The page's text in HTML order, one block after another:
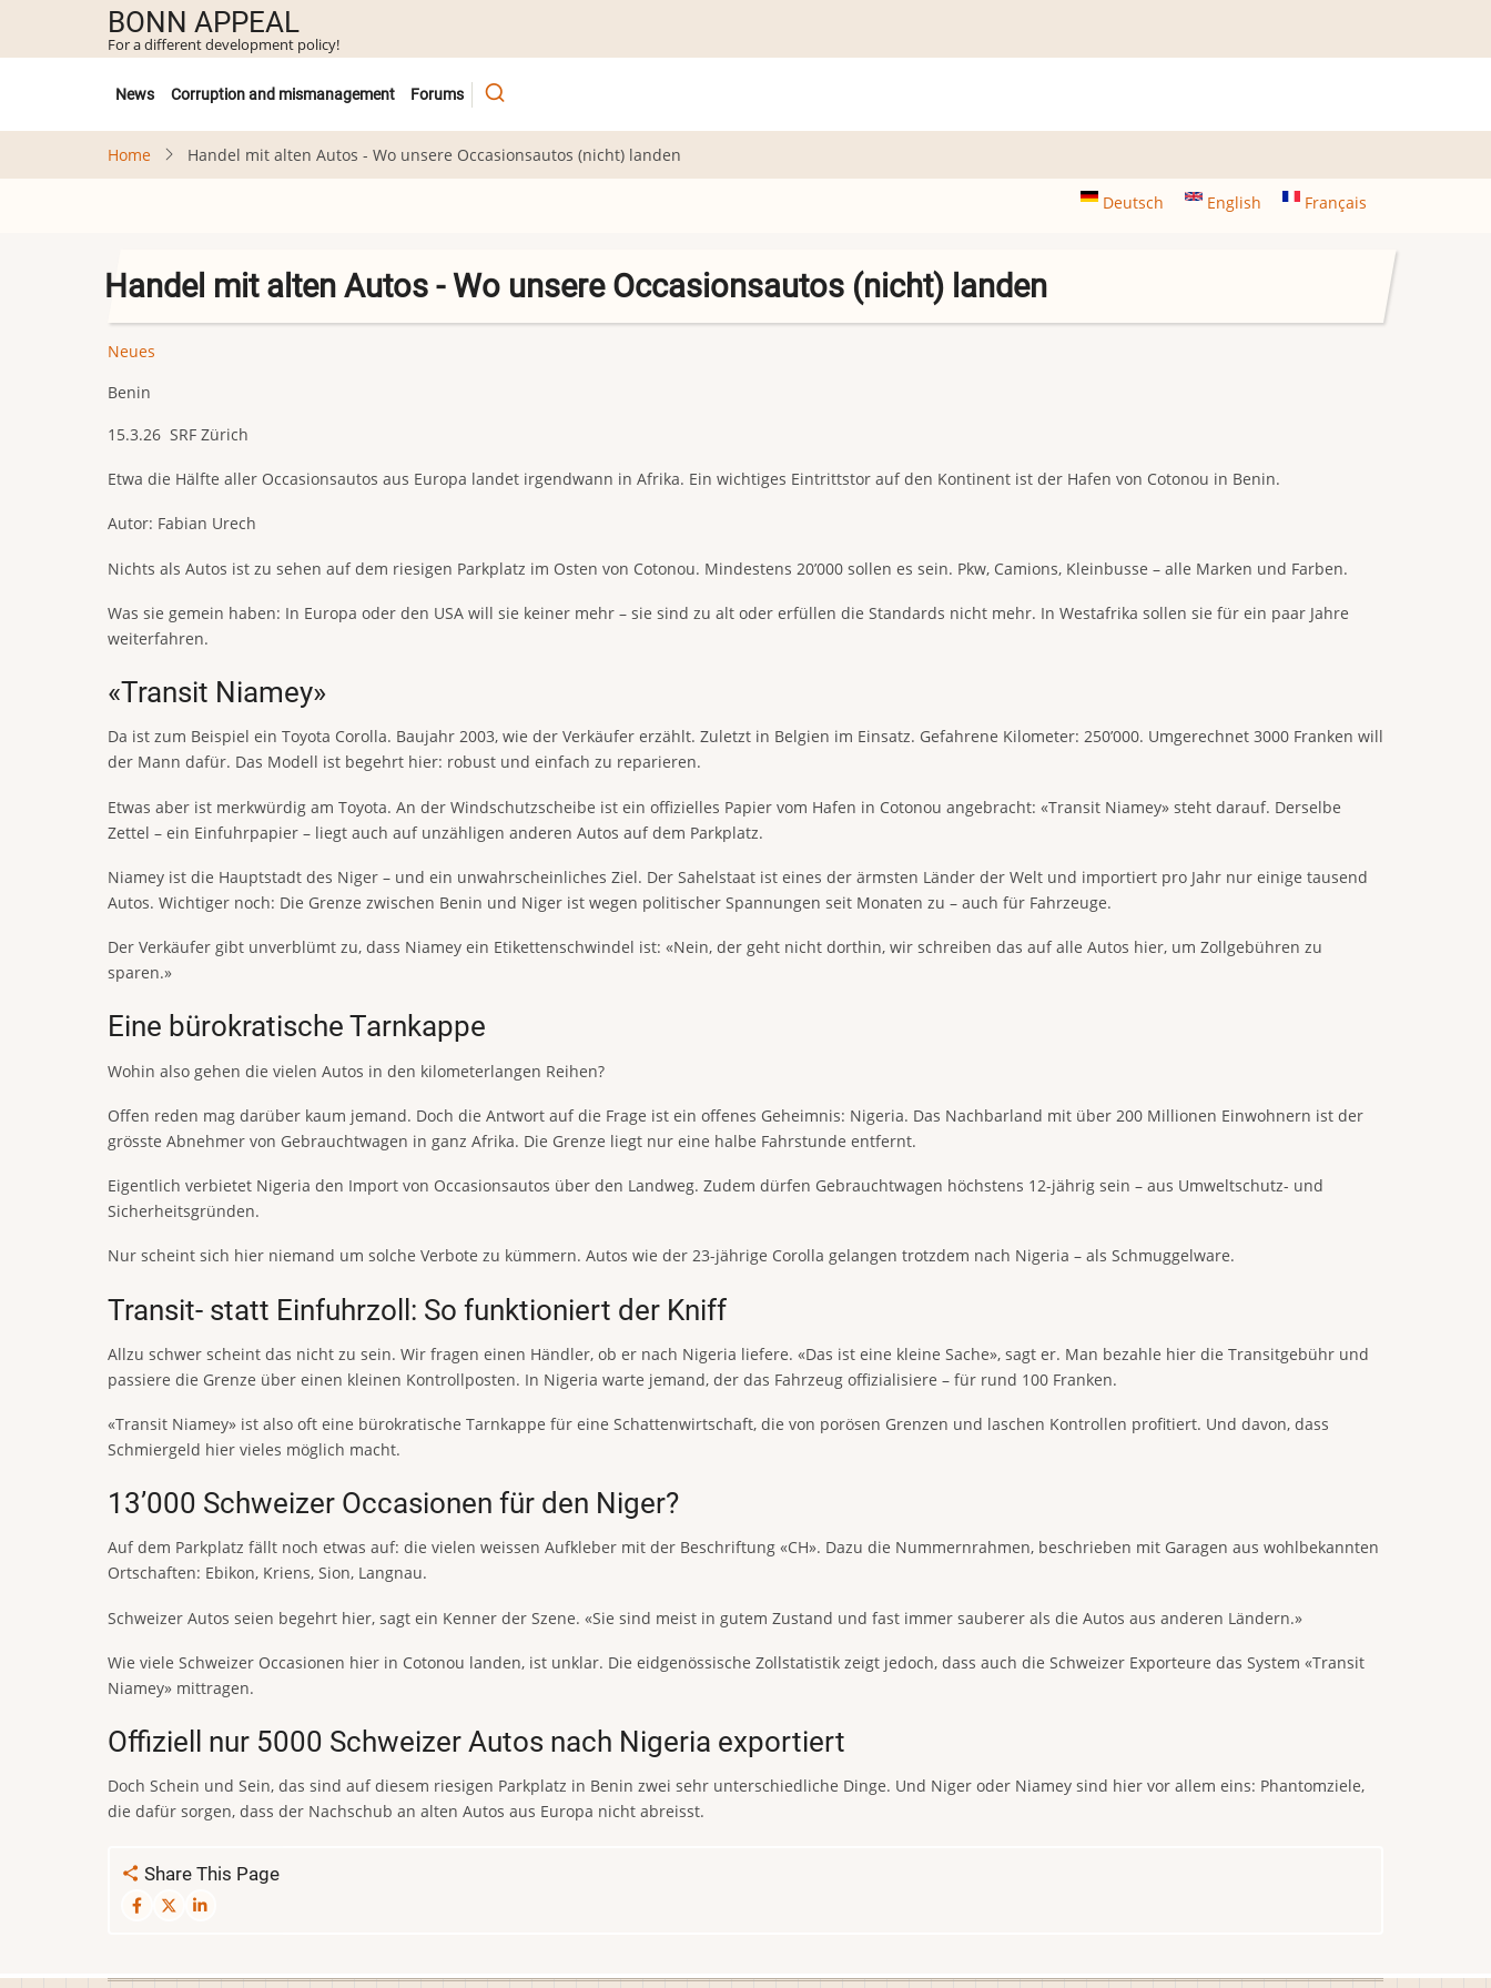
main
BONN APPEAL
For a different development policy!
Untermenü
News Corruption and mismanagement Forums
Home Handel mit alten Autos - Wo unsere Occasionsautos (nicht) landen
Deutsch English Français
Handel mit alten Autos - Wo unsere Occasionsautos (nicht) landen
Neues
Benin
15.3.26 SRF Zürich
Etwa die Hälfte aller Occasionsautos aus Europa landet irgendwann in Afrika. Ein wichtiges Eintrittstor auf den Kontinent ist der Hafen von Cotonou in Benin.
Autor: Fabian Urech
Nichts als Autos ist zu sehen auf dem riesigen Parkplatz im Osten von Cotonou. Mindestens 20’000 sollen es sein. Pkw, Camions, Kleinbusse – alle Marken und Farben.
Was sie gemein haben: In Europa oder den USA will sie keiner mehr – sie sind zu alt oder erfüllen die Standards nicht mehr. In Westafrika sollen sie für ein paar Jahre
weiterfahren.
«Transit Niamey»
Da ist zum Beispiel ein Toyota Corolla. Baujahr 2003, wie der Verkäufer erzählt. Zuletzt in Belgien im Einsatz. Gefahrene Kilometer: 250’000. Umgerechnet 3000 Franken will
der Mann dafür. Das Modell ist begehrt hier: robust und einfach zu reparieren.
Etwas aber ist merkwürdig am Toyota. An der Windschutzscheibe ist ein offizielles Papier vom Hafen in Cotonou angebracht: «Transit Niamey» steht darauf. Derselbe
Zettel – ein Einfuhrpapier – liegt auch auf unzähligen anderen Autos auf dem Parkplatz.
Niamey ist die Hauptstadt des Niger – und ein unwahrscheinliches Ziel. Der Sahelstaat ist eines der ärmsten Länder der Welt und importiert pro Jahr nur einige tausend
Autos. Wichtiger noch: Die Grenze zwischen Benin und Niger ist wegen politischer Spannungen seit Monaten zu – auch für Fahrzeuge.
Der Verkäufer gibt unverblümt zu, dass Niamey ein Etikettenschwindel ist: «Nein, der geht nicht dorthin, wir schreiben das auf alle Autos hier, um Zollgebühren zu
sparen.»
Eine bürokratische Tarnkappe
Wohin also gehen die vielen Autos in den kilometerlangen Reihen?
Offen reden mag darüber kaum jemand. Doch die Antwort auf die Frage ist ein offenes Geheimnis: Nigeria. Das Nachbarland mit über 200 Millionen Einwohnern ist der
grösste Abnehmer von Gebrauchtwagen in ganz Afrika. Die Grenze liegt nur eine halbe Fahrstunde entfernt.
Eigentlich verbietet Nigeria den Import von Occasionsautos über den Landweg. Zudem dürfen Gebrauchtwagen höchstens 12-jährig sein – aus Umweltschutz- und
Sicherheitsgründen.
Nur scheint sich hier niemand um solche Verbote zu kümmern. Autos wie der 23-jährige Corolla gelangen trotzdem nach Nigeria – als Schmuggelware.
Transit- statt Einfuhrzoll: So funktioniert der Kniff
Allzu schwer scheint das nicht zu sein. Wir fragen einen Händler, ob er nach Nigeria liefere. «Das ist eine kleine Sache», sagt er. Man bezahle hier die Transitgebühr und
passiere die Grenze über einen kleinen Kontrollposten. In Nigeria warte jemand, der das Fahrzeug offizialisiere – für rund 100 Franken.
«Transit Niamey» ist also oft eine bürokratische Tarnkappe für eine Schattenwirtschaft, die von porösen Grenzen und laschen Kontrollen profitiert. Und davon, dass
Schmiergeld hier vieles möglich macht.
13’000 Schweizer Occasionen für den Niger?
Auf dem Parkplatz fällt noch etwas auf: die vielen weissen Aufkleber mit der Beschriftung «CH». Dazu die Nummernrahmen, beschrieben mit Garagen aus wohlbekannten
Ortschaften: Ebikon, Kriens, Sion, Langnau.
Schweizer Autos seien begehrt hier, sagt ein Kenner der Szene. «Sie sind meist in gutem Zustand und fast immer sauberer als die Autos aus anderen Ländern.»
Wie viele Schweizer Occasionen hier in Cotonou landen, ist unklar. Die eidgenössische Zollstatistik zeigt jedoch, dass auch die Schweizer Exporteure das System «Transit
Niamey» mittragen.
Offiziell nur 5000 Schweizer Autos nach Nigeria exportiert
Doch Schein und Sein, das sind auf diesem riesigen Parkplatz in Benin zwei sehr unterschiedliche Dinge. Und Niger oder Niamey sind hier vor allem eins: Phantomziele,
die dafür sorgen, dass der Nachschub an alten Autos aus Europa nicht abreisst.
Share This Page